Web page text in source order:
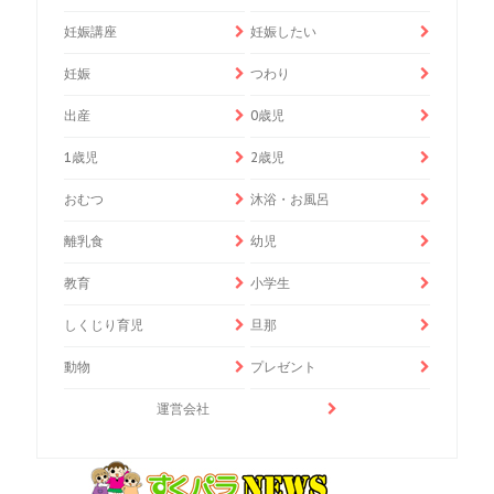
妊娠講座 妊娠したい
妊娠 つわり
出産 0歳児
1歳児 2歳児
おむつ 沐浴・お風呂
離乳食 幼児
教育 小学生
しくじり育児 旦那
動物 プレゼント
運営会社